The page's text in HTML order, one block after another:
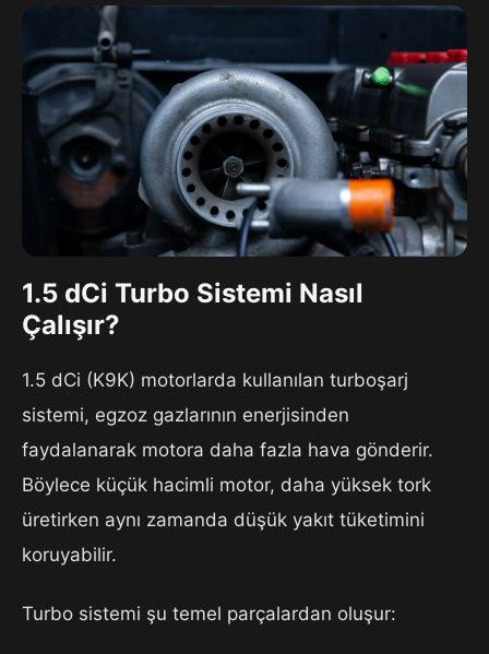
1.5 dCi Turbo Sistemi Nasıl
Çalışır?
1.5 dCi (K9K) motorlarda kullanılan turboşarj
sistemi, egzoz gazlarının enerjisinden
faydalanarak motora daha fazla hava gönderir.
Böylece küçük hacimli motor, daha yüksek tork
üretirken aynı zamanda düşük yakıt tüketimini
koruyabilir.
Turbo sistemi şu temel parçalardan oluşur: